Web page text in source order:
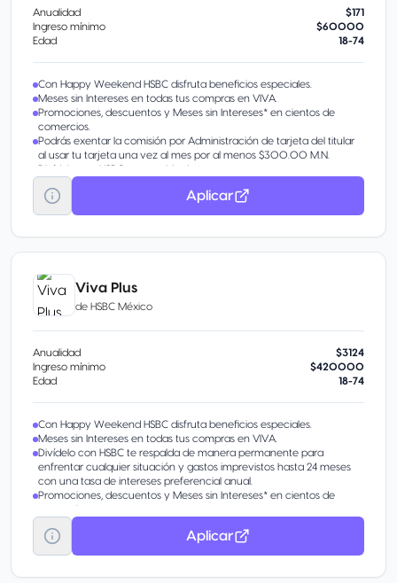
Anualidad
$171
Ingreso mínimo
$60000
Edad
18-74
Con Happy Weekend HSBC disfruta beneficios especiales.
Meses sin Intereses en todas tus compras en VIVA.
Promociones, descuentos y Meses sin Intereses* en cientos de
comercios.
Podrás exentar la comisión por Administración de tarjeta del titular
al usar tu tarjeta una vez al mes por al menos $300.00 M.N.
Divídelo con HSBC te respalda de manera permanente para
enfrentar cualquier situación y gastos imprevistos hasta 24 meses
con una tasa de intereses preferencial anual.
Aplicar
Viva Plus
de HSBC México
Anualidad
$3124
Ingreso mínimo
$420000
Edad
18-74
Con Happy Weekend HSBC disfruta beneficios especiales.
Meses sin Intereses en todas tus compras en VIVA.
Divídelo con HSBC te respalda de manera permanente para
enfrentar cualquier situación y gastos imprevistos hasta 24 meses
con una tasa de intereses preferencial anual.
Promociones, descuentos y Meses sin Intereses* en cientos de
comercios.
Aplicar